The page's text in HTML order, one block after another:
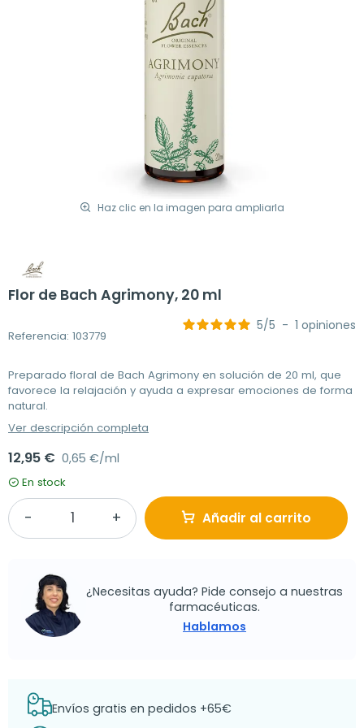
Haz clic en la imagen para ampliarla
Flor de Bach Agrimony, 20 ml
Referencia: 103779
5/5 - 1 opiniones
Preparado floral de Bach Agrimony en solución de 20 ml, que
favorece la relajación y ayuda a expresar emociones de forma
natural.
Ver descripción completa
12,95 € 0,65 €/ml
En stock
Añadir al carrito
¿Necesitas ayuda? Pide consejo a nuestras
farmacéuticas.
Hablamos
Envíos gratis en pedidos +65€